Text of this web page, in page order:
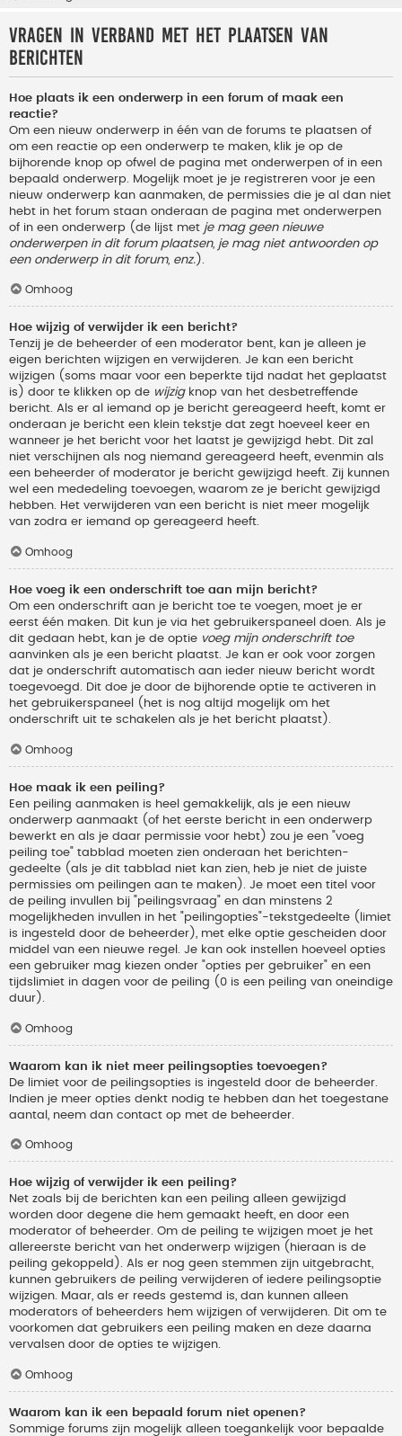
Vragen in verband met het plaatsen van
berichten
Hoe plaats ik een onderwerp in een forum of maak een
reactie?
Om een nieuw onderwerp in één van de forums te plaatsen of
om een reactie op een onderwerp te maken, klik je op de
bijhorende knop op ofwel de pagina met onderwerpen of in een
bepaald onderwerp. Mogelijk moet je je registreren voor je een
nieuw onderwerp kan aanmaken, de permissies die je al dan niet
hebt in het forum staan onderaan de pagina met onderwerpen
of in een onderwerp (de lijst met je mag geen nieuwe
onderwerpen in dit forum plaatsen, je mag niet antwoorden op
een onderwerp in dit forum, enz. ).
Omhoog
Hoe wijzig of verwijder ik een bericht?
Tenzij je de beheerder of een moderator bent, kan je alleen je
eigen berichten wijzigen en verwijderen. Je kan een bericht
wijzigen (soms maar voor een beperkte tijd nadat het geplaatst
is) door te klikken op de wijzigknop van het desbetreffende
bericht. Als er al iemand op je bericht gereageerd heeft, komt er
onderaan je bericht een klein tekstje dat zegt hoeveel keer en
wanneer je het bericht voor het laatst je gewijzigd hebt. Dit zal
niet verschijnen als nog niemand gereageerd heeft, evenmin als
een beheerder of moderator je bericht gewijzigd heeft. Zij kunnen
wel een mededeling toevoegen, waarom ze je bericht gewijzigd
hebben. Het verwijderen van een bericht is niet meer mogelijk
van zodra er iemand op gereageerd heeft.
Omhoog
Hoe voeg ik een onderschrift toe aan mijn bericht?
Om een onderschrift aan je bericht toe te voegen, moet je er
eerst één maken. Dit kun je via het gebruikerspaneel doen. Als je
dit gedaan hebt, kan je de optie voeg mijn onderschrift toe
aanvinken als je een bericht plaatst. Je kan er ook voor zorgen
dat je onderschrift automatisch aan ieder nieuw bericht wordt
toegevoegd. Dit doe je door de bijhorende optie te activeren in
het gebruikerspaneel (het is nog altijd mogelijk om het
onderschrift uit te schakelen als je het bericht plaatst).
Omhoog
Hoe maak ik een peiling?
Een peiling aanmaken is heel gemakkelijk, als je een nieuw
onderwerp aanmaakt (of het eerste bericht in een onderwerp
bewerkt en als je daar permissie voor hebt) zou je een "voeg
peiling toe" tabblad moeten zien onderaan het berichten-
gedeelte (als je dit tabblad niet kan zien, heb je niet de juiste
permissies om peilingen aan te maken). Je moet een titel voor
de peiling invullen bij "peilingsvraag" en dan minstens 2
mogelijkheden invullen in het "peilingopties"-tekstgedeelte (limiet
is ingesteld door de beheerder), met elke optie gescheiden door
middel van een nieuwe regel. Je kan ook instellen hoeveel opties
een gebruiker mag kiezen onder "opties per gebruiker" en een
tijdslimiet in dagen voor de peiling (0 is een peiling van oneindige
duur).
Omhoog
Waarom kan ik niet meer peilingsopties toevoegen?
De limiet voor de peilingsopties is ingesteld door de beheerder.
Indien je meer opties denkt nodig te hebben dan het toegestane
aantal, neem dan contact op met de beheerder.
Omhoog
Hoe wijzig of verwijder ik een peiling?
Net zoals bij de berichten kan een peiling alleen gewijzigd
worden door degene die hem gemaakt heeft, en door een
moderator of beheerder. Om de peiling te wijzigen moet je het
allereerste bericht van het onderwerp wijzigen (hieraan is de
peiling gekoppeld). Als er nog geen stemmen zijn uitgebracht,
kunnen gebruikers de peiling verwijderen of iedere peilingsoptie
wijzigen. Maar, als er reeds gestemd is, dan kunnen alleen
moderators of beheerders hem wijzigen of verwijderen. Dit om te
voorkomen dat gebruikers een peiling maken en deze daarna
vervalsen door de opties te wijzigen.
Omhoog
Waarom kan ik een bepaald forum niet openen?
Sommige forums zijn mogelijk alleen toegankelijk voor bepaalde